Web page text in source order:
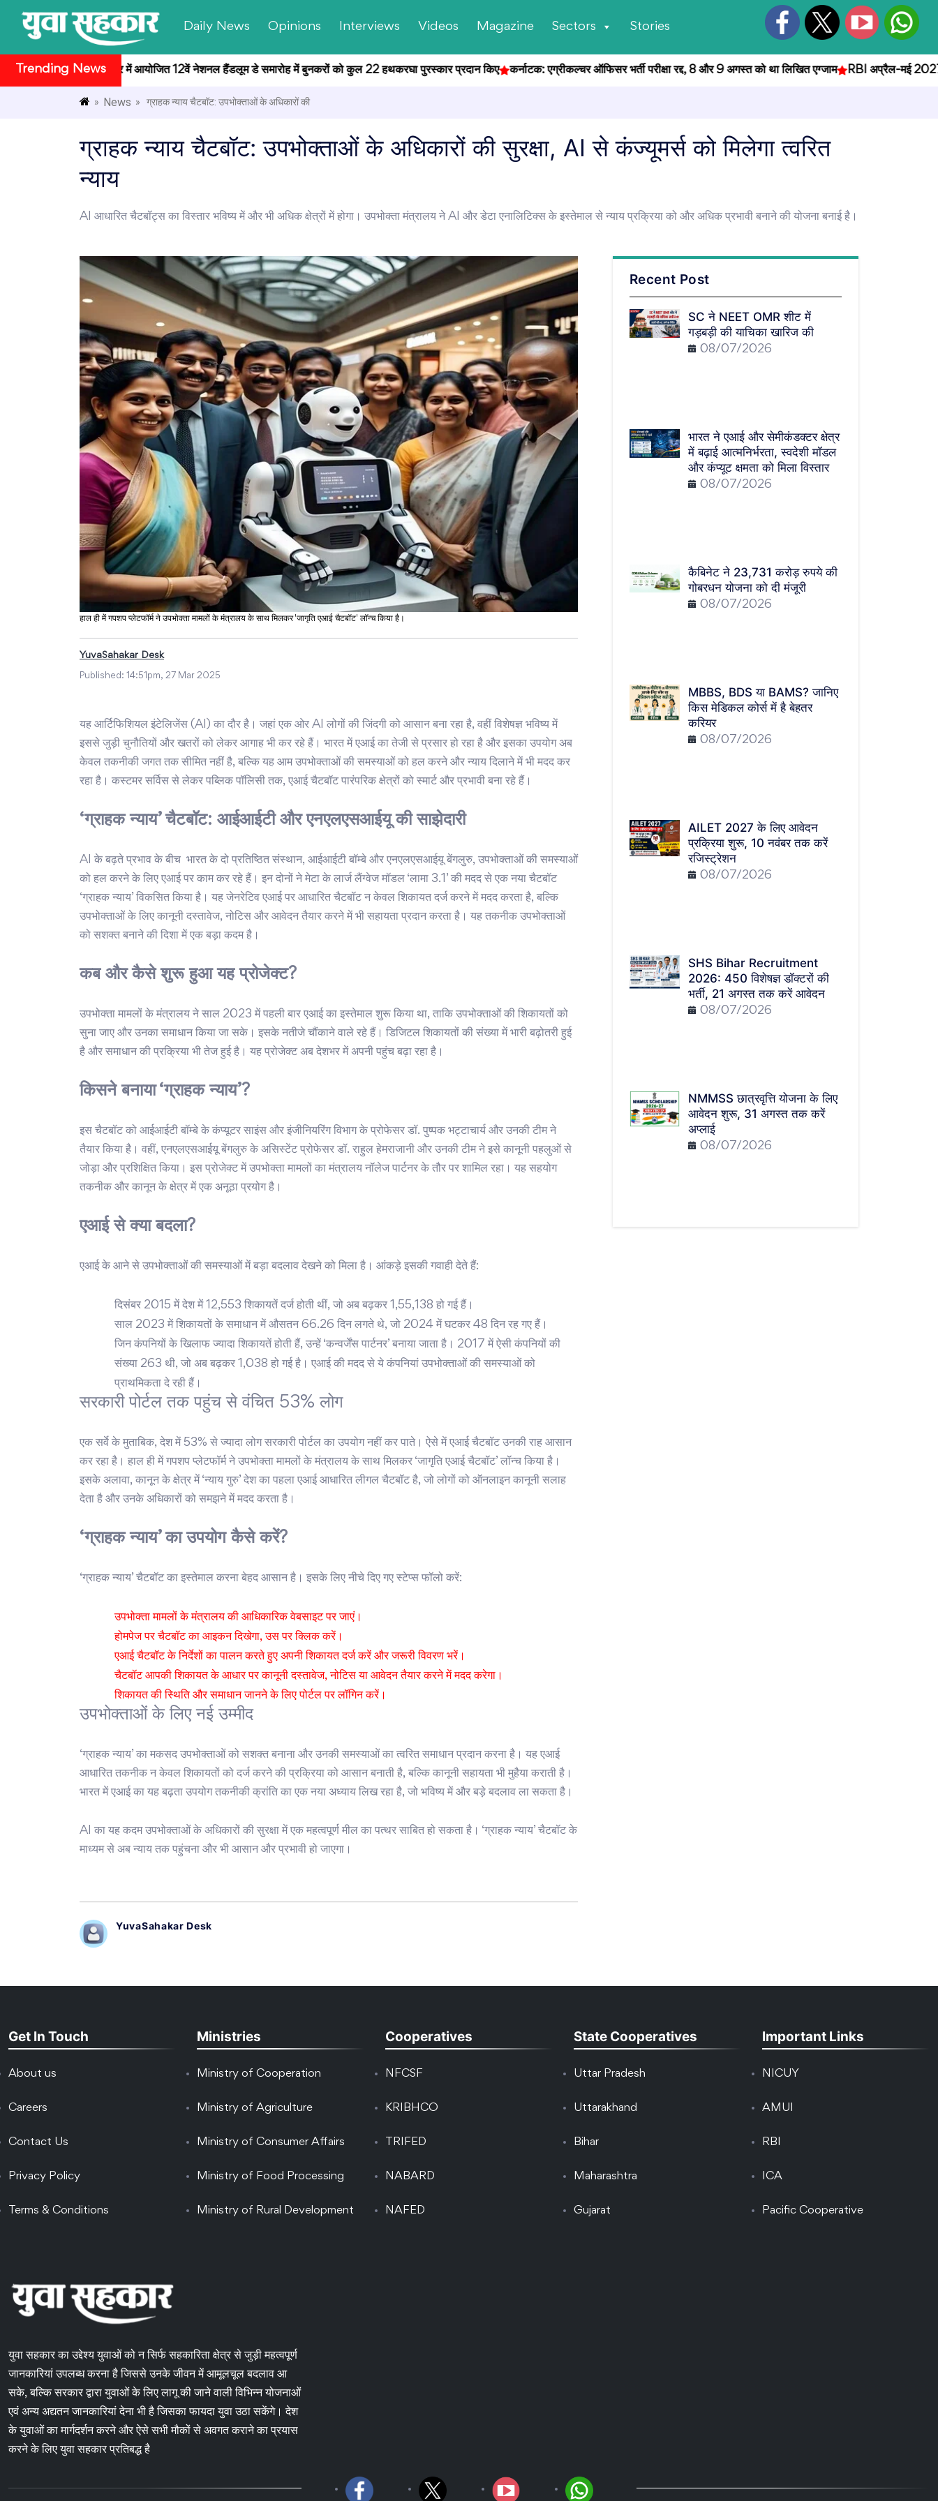
Daily News Opinions Interviews Videos Magazine Sectors Stories
Trending News
भवन सांस्कृतिक केंद्र में आयोजित 12वें नेशनल हैंडलूम डे समारोह में बुनकरों को कुल 22 हथकरघा पुरस्कार प्रदान किए कर्नाटक: एग्रीकल्चर ऑफिसर भर्ती परीक्षा रद्द, 8 और 9 अगस्त को था लिखित एग्जाम RBI अप्रैल-मई 2027 में
» News » ग्राहक न्याय चैटबॉट: उपभोक्ताओं के अधिकारों की
ग्राहक न्याय चैटबॉट: उपभोक्ताओं के अधिकारों की सुरक्षा, AI से कंज्यूमर्स को मिलेगा त्वरित
न्याय
AI आधारित चैटबॉट्स का विस्तार भविष्य में और भी अधिक क्षेत्रों में होगा। उपभोक्ता मंत्रालय ने AI और डेटा एनालिटिक्स के इस्तेमाल से न्याय प्रक्रिया को और अधिक प्रभावी बनाने की योजना बनाई है।
हाल ही में गपशप प्लेटफॉर्म ने उपभोक्ता मामलों के मंत्रालय के साथ मिलकर 'जागृति एआई चैटबॉट' लॉन्च किया है।
YuvaSahakar Desk
Published: 14:51pm, 27 Mar 2025
यह आर्टिफिशियल इंटेलिजेंस (AI) का दौर है। जहां एक ओर AI लोगों की जिंदगी को आसान बना रहा है, वहीं विशेषज्ञ भविष्य में
इससे जुड़ी चुनौतियों और खतरों को लेकर आगाह भी कर रहे हैं। भारत में एआई का तेजी से प्रसार हो रहा है और इसका उपयोग अब
केवल तकनीकी जगत तक सीमित नहीं है, बल्कि यह आम उपभोक्ताओं की समस्याओं को हल करने और न्याय दिलाने में भी मदद कर
रहा है। कस्टमर सर्विस से लेकर पब्लिक पॉलिसी तक, एआई चैटबॉट पारंपरिक क्षेत्रों को स्मार्ट और प्रभावी बना रहे हैं।
‘ग्राहक न्याय’ चैटबॉट: आईआईटी और एनएलएसआईयू की साझेदारी
AI के बढ़ते प्रभाव के बीच भारत के दो प्रतिष्ठित संस्थान, आईआईटी बॉम्बे और एनएलएसआईयू बेंगलुरु, उपभोक्ताओं की समस्याओं
को हल करने के लिए एआई पर काम कर रहे हैं। इन दोनों ने मेटा के लार्ज लैंग्वेज मॉडल ‘लामा 3.1’ की मदद से एक नया चैटबॉट
‘ग्राहक न्याय’ विकसित किया है। यह जेनरेटिव एआई पर आधारित चैटबॉट न केवल शिकायत दर्ज करने में मदद करता है, बल्कि
उपभोक्ताओं के लिए कानूनी दस्तावेज, नोटिस और आवेदन तैयार करने में भी सहायता प्रदान करता है। यह तकनीक उपभोक्ताओं
को सशक्त बनाने की दिशा में एक बड़ा कदम है।
कब और कैसे शुरू हुआ यह प्रोजेक्ट?
उपभोक्ता मामलों के मंत्रालय ने साल 2023 में पहली बार एआई का इस्तेमाल शुरू किया था, ताकि उपभोक्ताओं की शिकायतों को
सुना जाए और उनका समाधान किया जा सके। इसके नतीजे चौंकाने वाले रहे हैं। डिजिटल शिकायतों की संख्या में भारी बढ़ोतरी हुई
है और समाधान की प्रक्रिया भी तेज हुई है। यह प्रोजेक्ट अब देशभर में अपनी पहुंच बढ़ा रहा है।
किसने बनाया ‘ग्राहक न्याय’?
इस चैटबॉट को आईआईटी बॉम्बे के कंप्यूटर साइंस और इंजीनियरिंग विभाग के प्रोफेसर डॉ. पुष्पक भट्टाचार्य और उनकी टीम ने
तैयार किया है। वहीं, एनएलएसआईयू बेंगलुरु के असिस्टेंट प्रोफेसर डॉ. राहुल हेमराजानी और उनकी टीम ने इसे कानूनी पहलुओं से
जोड़ा और प्रशिक्षित किया। इस प्रोजेक्ट में उपभोक्ता मामलों का मंत्रालय नॉलेज पार्टनर के तौर पर शामिल रहा। यह सहयोग
तकनीक और कानून के क्षेत्र में एक अनूठा प्रयोग है।
एआई से क्या बदला?
एआई के आने से उपभोक्ताओं की समस्याओं में बड़ा बदलाव देखने को मिला है। आंकड़े इसकी गवाही देते हैं:
दिसंबर 2015 में देश में 12,553 शिकायतें दर्ज होती थीं, जो अब बढ़कर 1,55,138 हो गई हैं।
साल 2023 में शिकायतों के समाधान में औसतन 66.26 दिन लगते थे, जो 2024 में घटकर 48 दिन रह गए हैं।
जिन कंपनियों के खिलाफ ज्यादा शिकायतें होती हैं, उन्हें ‘कन्वर्जेंस पार्टनर’ बनाया जाता है। 2017 में ऐसी कंपनियों की
संख्या 263 थी, जो अब बढ़कर 1,038 हो गई है। एआई की मदद से ये कंपनियां उपभोक्ताओं की समस्याओं को
प्राथमिकता दे रही हैं।
सरकारी पोर्टल तक पहुंच से वंचित 53% लोग
एक सर्वे के मुताबिक, देश में 53% से ज्यादा लोग सरकारी पोर्टल का उपयोग नहीं कर पाते। ऐसे में एआई चैटबॉट उनकी राह आसान
कर रहा है। हाल ही में गपशप प्लेटफॉर्म ने उपभोक्ता मामलों के मंत्रालय के साथ मिलकर ‘जागृति एआई चैटबॉट’ लॉन्च किया है।
इसके अलावा, कानून के क्षेत्र में ‘न्याय गुरु’ देश का पहला एआई आधारित लीगल चैटबॉट है, जो लोगों को ऑनलाइन कानूनी सलाह
देता है और उनके अधिकारों को समझने में मदद करता है।
‘ग्राहक न्याय’ का उपयोग कैसे करें?
‘ग्राहक न्याय’ चैटबॉट का इस्तेमाल करना बेहद आसान है। इसके लिए नीचे दिए गए स्टेप्स फॉलो करें:
उपभोक्ता मामलों के मंत्रालय की आधिकारिक वेबसाइट पर जाएं।
होमपेज पर चैटबॉट का आइकन दिखेगा, उस पर क्लिक करें।
एआई चैटबॉट के निर्देशों का पालन करते हुए अपनी शिकायत दर्ज करें और जरूरी विवरण भरें।
चैटबॉट आपकी शिकायत के आधार पर कानूनी दस्तावेज, नोटिस या आवेदन तैयार करने में मदद करेगा।
शिकायत की स्थिति और समाधान जानने के लिए पोर्टल पर लॉगिन करें।
उपभोक्ताओं के लिए नई उम्मीद
‘ग्राहक न्याय’ का मकसद उपभोक्ताओं को सशक्त बनाना और उनकी समस्याओं का त्वरित समाधान प्रदान करना है। यह एआई
आधारित तकनीक न केवल शिकायतों को दर्ज करने की प्रक्रिया को आसान बनाती है, बल्कि कानूनी सहायता भी मुहैया कराती है।
भारत में एआई का यह बढ़ता उपयोग तकनीकी क्रांति का एक नया अध्याय लिख रहा है, जो भविष्य में और बड़े बदलाव ला सकता है।
AI का यह कदम उपभोक्ताओं के अधिकारों की सुरक्षा में एक महत्वपूर्ण मील का पत्थर साबित हो सकता है। ‘ग्राहक न्याय’ चैटबॉट के
माध्यम से अब न्याय तक पहुंचना और भी आसान और प्रभावी हो जाएगा।
YuvaSahakar Desk
Recent Post
SC ने NEET OMR शीट में
गड़बड़ी की याचिका खारिज की
08/07/2026
भारत ने एआई और सेमीकंडक्टर क्षेत्र
में बढ़ाई आत्मनिर्भरता, स्वदेशी मॉडल
और कंप्यूट क्षमता को मिला विस्तार
08/07/2026
कैबिनेट ने 23,731 करोड़ रुपये की
गोबरधन योजना को दी मंजूरी
08/07/2026
MBBS, BDS या BAMS? जानिए
किस मेडिकल कोर्स में है बेहतर
करियर
08/07/2026
AILET 2027 के लिए आवेदन
प्रक्रिया शुरू, 10 नवंबर तक करें
रजिस्ट्रेशन
08/07/2026
SHS Bihar Recruitment
2026: 450 विशेषज्ञ डॉक्टरों की
भर्ती, 21 अगस्त तक करें आवेदन
08/07/2026
NMMSS छात्रवृत्ति योजना के लिए
आवेदन शुरू, 31 अगस्त तक करें
अप्लाई
08/07/2026
Get In Touch
About us
Careers
Contact Us
Privacy Policy
Terms & Conditions
Ministries
Ministry of Cooperation
Ministry of Agriculture
Ministry of Consumer Affairs
Ministry of Food Processing
Ministry of Rural Development
Cooperatives
NFCSF
KRIBHCO
TRIFED
NABARD
NAFED
State Cooperatives
Uttar Pradesh
Uttarakhand
Bihar
Maharashtra
Gujarat
Important Links
NICUY
AMUI
RBI
ICA
Pacific Cooperative
युवा सहकार का उद्देश्य युवाओं को न सिर्फ सहकारिता क्षेत्र से जुड़ी महत्वपूर्ण
जानकारियां उपलब्ध करना है जिससे उनके जीवन में आमूलचूल बदलाव आ
सके, बल्कि सरकार द्वारा युवाओं के लिए लागू की जाने वाली विभिन्न योजनाओं
एवं अन्य अद्यतन जानकारियां देना भी है जिसका फायदा युवा उठा सकेंगे। देश
के युवाओं का मार्गदर्शन करने और ऐसे सभी मौकों से अवगत कराने का प्रयास
करने के लिए युवा सहकार प्रतिबद्ध है